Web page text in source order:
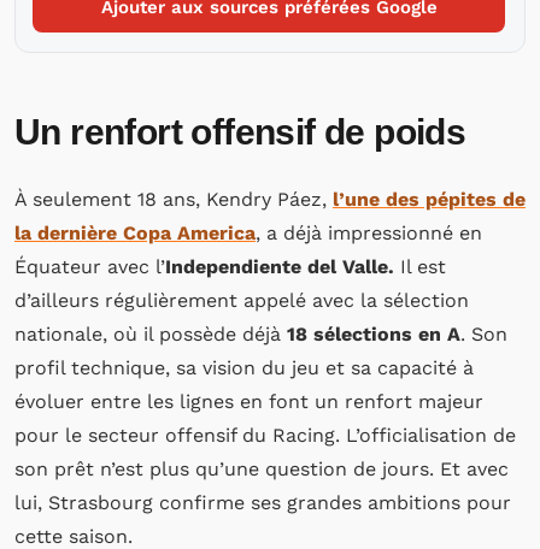
Ajouter aux sources préférées Google
Un renfort offensif de poids
À seulement 18 ans, Kendry Páez, l’une des pépites de
la dernière Copa America, a déjà impressionné en
Équateur avec l’Independiente del Valle. Il est
d’ailleurs régulièrement appelé avec la sélection
nationale, où il possède déjà 18 sélections en A. Son
profil technique, sa vision du jeu et sa capacité à
évoluer entre les lignes en font un renfort majeur
pour le secteur offensif du Racing. L’officialisation de
son prêt n’est plus qu’une question de jours. Et avec
lui, Strasbourg confirme ses grandes ambitions pour
cette saison.